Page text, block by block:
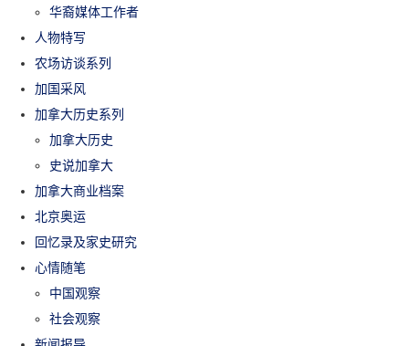
华裔媒体工作者
人物特写
农场访谈系列
加国采风
加拿大历史系列
加拿大历史
史说加拿大
加拿大商业档案
北京奥运
回忆录及家史研究
心情随笔
中国观察
社会观察